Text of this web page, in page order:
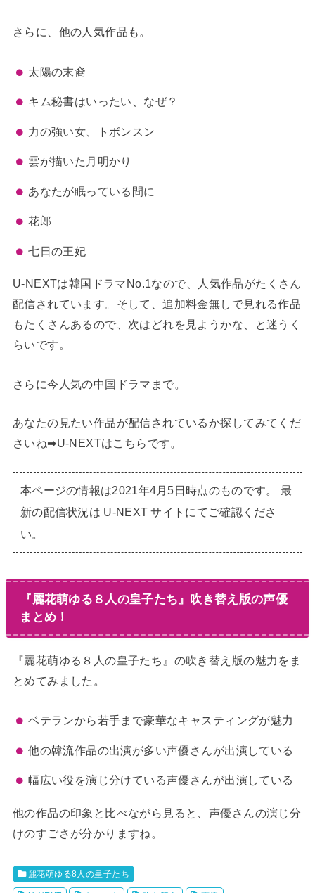
さらに、他の人気作品も。
太陽の末裔
キム秘書はいったい、なぜ？
力の強い女、トボンスン
雲が描いた月明かり
あなたが眠っている間に
花郎
七日の王妃
U-NEXTは韓国ドラマNo.1なので、人気作品がたくさん
配信されています。そして、追加料金無しで見れる作品
もたくさんあるので、次はどれを見ようかな、と迷うく
らいです。
さらに今人気の中国ドラマまで。
あなたの見たい作品が配信されているか探してみてくだ
さいね➡︎U-NEXTはこちらです。
本ページの情報は2021年4月5日時点のものです。 最
新の配信状況は U-NEXT サイトにてご確認くださ
い。
『麗花萌ゆる８人の皇子たち』吹き替え版の声優
まとめ！
『麗花萌ゆる８人の皇子たち』の吹き替え版の魅力をま
とめてみました。
ベテランから若手まで豪華なキャスティングが魅力
他の韓流作品の出演が多い声優さんが出演している
幅広い役を演じ分けている声優さんが出演している
他の作品の印象と比べながら見ると、声優さんの演じ分
けのすごさが分かりますね。
麗花萌ゆる8人の皇子たち